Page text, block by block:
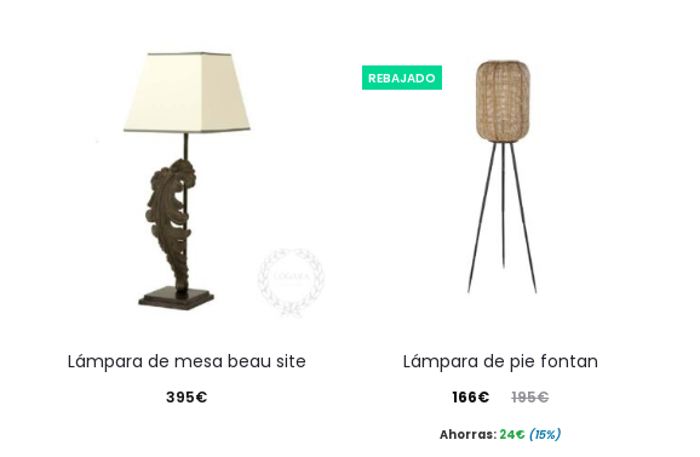
lámpara de mesa beau site
395€
REBAJADO
lámpara de pie fontan
195€
El
precio
166€
El
precioAhorras: 24€ (15%)